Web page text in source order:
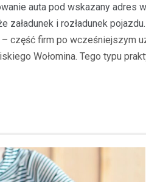
auta pod wskazany adres
załadunek i rozładunek pojazdu.
część firm po wcześniejszym
Wołomina. Tego typu